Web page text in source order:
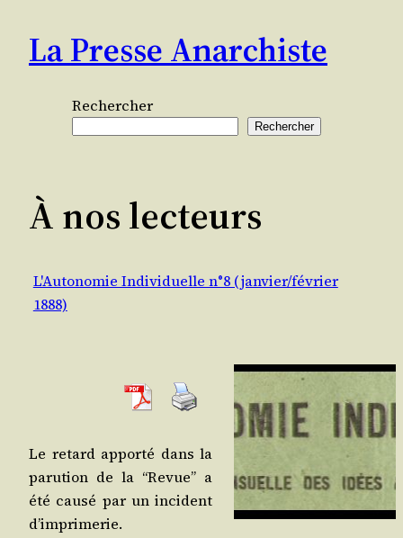
contenu
La Presse Anarchiste
Rechercher
Rechercher
À nos lecteurs
L'Autonomie Individuelle n°8 (janvier/février
1888)
Le retard appor­té dans la
paru­tion de la “Revue” a
été cau­sé par un inci­dent
d’imprimerie.